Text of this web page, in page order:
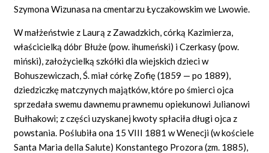
Szymona Wizunasa na cmentarzu Łyczakowskim we Lwowie.
W małżeństwie z Laurą z Zawadzkich, córką Kazimierza,
właścicielką dóbr Błuże (pow. ihumeński) i Czerkasy (pow.
miński), założycielką szkółki dla wiejskich dzieci w
Bohuszewiczach, Ś. miał córkę Zofię (1859 — po 1889),
dziedziczkę matczynych majątków, które po śmierci ojca
sprzedała swemu dawnemu prawnemu opiekunowi Julianowi
Bułhakowi; z części uzyskanej kwoty spłaciła długi ojca z
powstania. Poślubiła ona 15 VIII 1881 w Wenecji (w kościele
Santa Maria della Salute) Konstantego Prozora (zm. 1885),